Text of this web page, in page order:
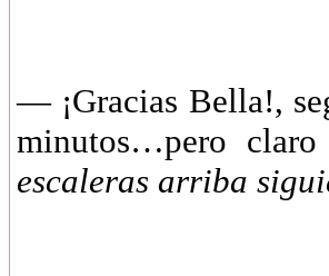
— ¡Gracias Bella!,
minutos…pero
escaleras arriba